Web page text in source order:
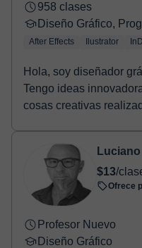
958 clases
Diseño Gráfico,
After Effects Ilustrator
Hola, soy diseñador
Tengo ideas
cosas creativas
Luciano
$13/
Ofrece
Profesor Nuevo
Diseño Gráfico